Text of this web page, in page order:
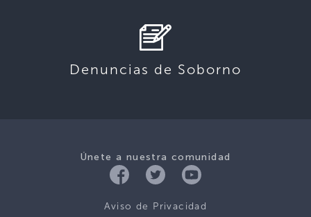
Denuncias de Soborno
Únete a nuestra comunidad
Aviso de Privacidad